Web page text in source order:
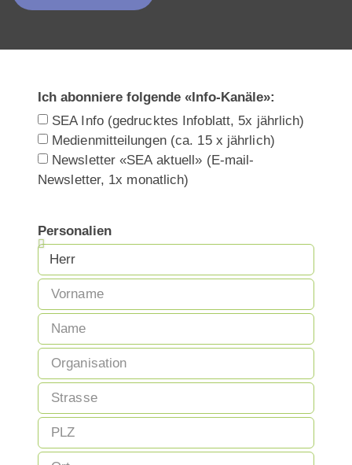
Ich abonniere folgende «Info-Kanäle»:
SEA Info (gedrucktes Infoblatt, 5x jährlich)
Medienmitteilungen (ca. 15 x jährlich)
Newsletter «SEA aktuell» (E-mail-
Newsletter, 1x monatlich)
Personalien